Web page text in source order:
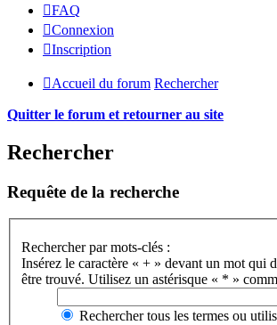
FAQ
Connexion
Inscription
Accueil du forum Rechercher
Quitter le forum et retourner au site
Rechercher
Requête de la recherche
Rechercher par mots-clés :
Insérez le caractère « + » devant un mot qui
être trouvé. Utilisez un astérisque « * »
Rechercher tous les termes ou